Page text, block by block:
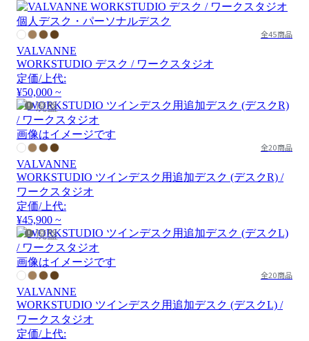
全45商品
VALVANNE
WORKSTUDIO デスク / ワークスタジオ
定価/上代:
¥50,000 ~
廃盤
画像はイメージです
全20商品
VALVANNE
WORKSTUDIO ツインデスク用追加デスク (デスクR) /
ワークスタジオ
定価/上代:
¥45,900 ~
廃盤
画像はイメージです
全20商品
VALVANNE
WORKSTUDIO ツインデスク用追加デスク (デスクL) /
ワークスタジオ
定価/上代: